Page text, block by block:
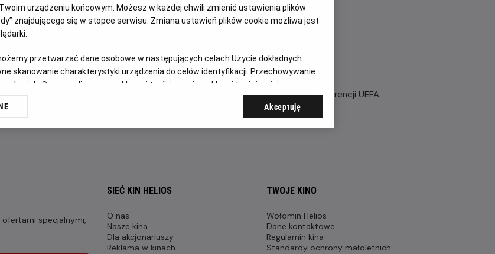
POLSKI
FILMU
meczu Crystal Palace - Szachtar Donieck w ramach rozgrywek Ligi Konferencji UEFA.
ofertami specjalnymi,
SIEĆ KIN HELIOS
O nas
Nasze kina
Dla akcjonariuszy
Reklama w kinach
TWOJE KINO
Wołomin Helios
Dane kontaktowe
Regulamin kina
Standardy ochrony małoletnich
urządzeniu końcowym. Możesz w każdej chwili zmienić ustawienia plików
znajdującego się w stopce serwisu. Zmiana ustawień plików cookie możliwa jest
przetwarzać dane osobowe w następujących celach:Użycie dokładnych
skanowanie charakterystyki urządzenia do celów identyfikacji. Przechowywanie
do nich. Spersonalizowane reklamy i treści, pomiar reklam i treści, opinie
Akceptuję